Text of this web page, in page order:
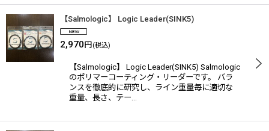
【Salmologic】 Logic Leader(SINK5)
2,970 円 (税込)
【Salmologic】 Logic Leader(SINK5) Salmologic
のポリマーコーティング・リーダーです。 バラ
ンスを徹底的に研究し、ライン重量毎に適切な
重量、長さ、テー…